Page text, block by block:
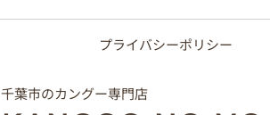
プライバシーポリシー
千葉市のカングー専門店